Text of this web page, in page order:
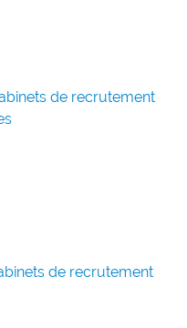
de recrutement
de recrutement